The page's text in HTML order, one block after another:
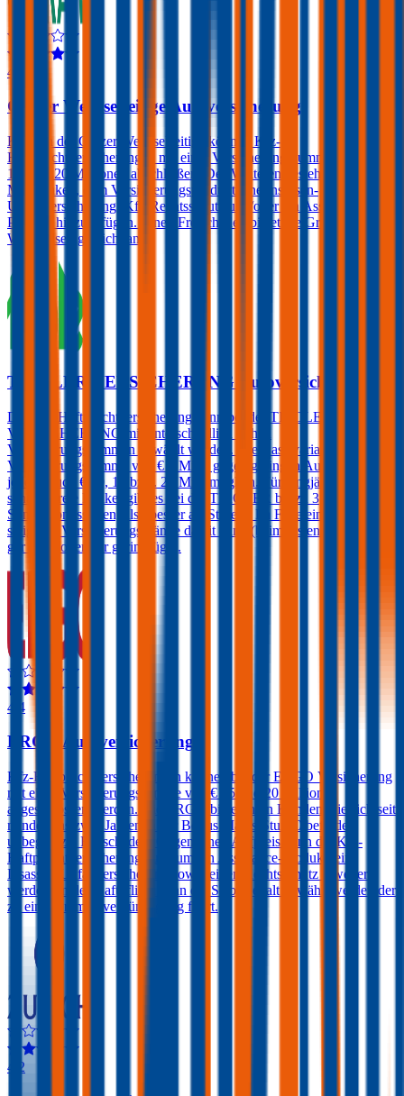
4,5
Grazer Wechselseitige Autoversicherung
Kunden der Grazer Wechselseitige können Kfz-
Haftpflichtversicherungen mit einer Versicherungssumme von € 10,
15 oder 20 Millionen abschließen. Des Weiteren besteht die
Möglichkeit, dem Versicherungsprodukt eine Insassen-
Unfallversicherung, Kfz-Rechtsschutz und/oder ein Assistance-
Produkt hinzuzufügen. Einen Freischaden bietet die Grazer
Wechselseitige nicht an.
TIROLER VERSICHERUNG Autoversicherung
Die Kfz-Haftpflichtversicherung kann bei der TIROLER
VERSICHERUNG mit unterschiedlich hohen
Versicherungssummen gewählt werden. Die Basisvariante hat eine
Versicherungssumme von € 8 Mio., gegen geringen Aufpreis sind
jedoch auch € 10, 15 bzw. 20 Mio. möglich. Für langjährig
schadenfreie Lenker gibt es bei der TIROLER bis zu 3
Sonderbonusstufen, also besser als Stufe 0. Im Falle eines Schadens
steigt die Versicherungsprämie damit dann (beim ersten Schaden)
gar nicht oder nur geringfügig.
4,4
ERGO Autoversicherung
Kfz-Haftpflichtversicherungen können bei der ERGO Versicherung
mit einer Versicherungssumme von € 15 und 20 Millionen
abgeschlossen werden. Die ERGO bietet ihren Kunden, die sich seit
mindestens zwei Jahren in der Bonus Malus-Stufe 0 befinden,
unbegrenzte Freischäden. Gegen einen Aufpreis kann die Kfz-
Haftpflichtversicherung auch um ein Assistance-Produkt, eine
Insassen-Unfallversicherung sowie einen Rechtsschutz erweitert
werden. In der Haftpflicht kann ein Selbstbehalt gewählt werden der
zu einer Prämienvergünstigung führt.
4,2